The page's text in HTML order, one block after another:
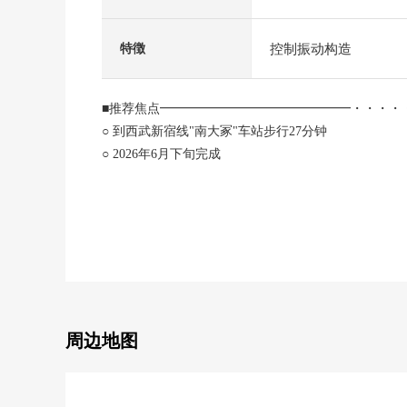
特徴 控制振动构造
■推荐焦点━━━━━━━━━━━━━━━・・・・
○ 到西武新宿线"南大冢"车站步行27分钟
○ 2026年6月下旬完成
○ 会话兴奋起来的开敞式厨房
周边地图